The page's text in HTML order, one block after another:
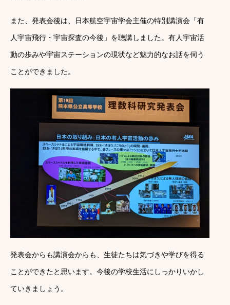
また、発表会後は、日本航空宇宙学会主催の特別講演会「有
人宇宙飛行・宇宙探査の今後」を聴講しました。有人宇宙活
動の歩みや宇宙ステーションの現状など魅力的なお話を伺う
ことができました。
発表会からも講演会からも、生徒たちは気づきや学びを得る
ことができたと思います。今後の学校生活にしっかりいかし
ていきましょう。